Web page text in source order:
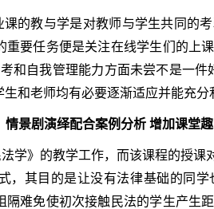
的教与学是对教师与学生共同的
要任务便是关注在线学生们的上
和自我管理能力方面未尝不是一
和老师均有必要逐渐适应并能充分
情景剧演绎配合案例分析 增加课堂
学》的教学工作，而该课程的授课
，其目的是让没有法律基础的同
难免使初次接触民法的学生产生